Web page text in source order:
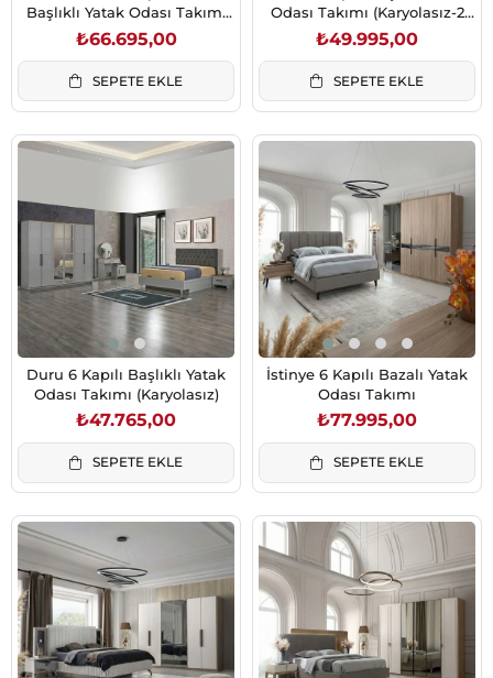
Başlıklı Yatak Odası Takımı
(Karyolasız)
₺66.695,00
SEPETE EKLE
Odası Takımı (Karyolasız-2
Aynalı)
₺49.995,00
SEPETE EKLE
Duru 6 Kapılı Başlıklı Yatak
Odası Takımı (Karyolasız)
₺47.765,00
SEPETE EKLE
İstinye 6 Kapılı Bazalı Yatak
Odası Takımı
₺77.995,00
SEPETE EKLE